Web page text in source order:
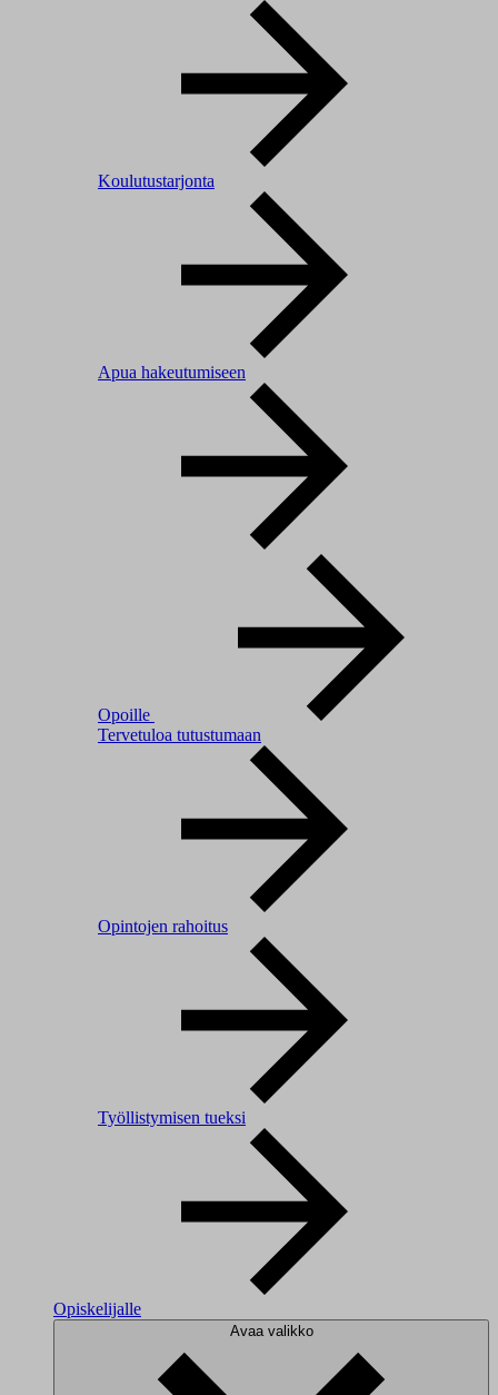
Koulutustarjonta
Apua hakeutumiseen
Opoille
Tervetuloa tutustumaan
Opintojen rahoitus
Työllistymisen tueksi
Opiskelijalle
Avaa valikko